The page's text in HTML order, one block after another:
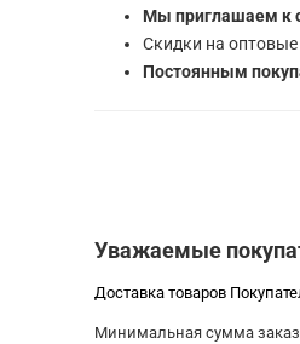
Мы приглашаем к
Скидки на
Постоянным
Уважаемые
Доставка товаров
Минимальная сумма